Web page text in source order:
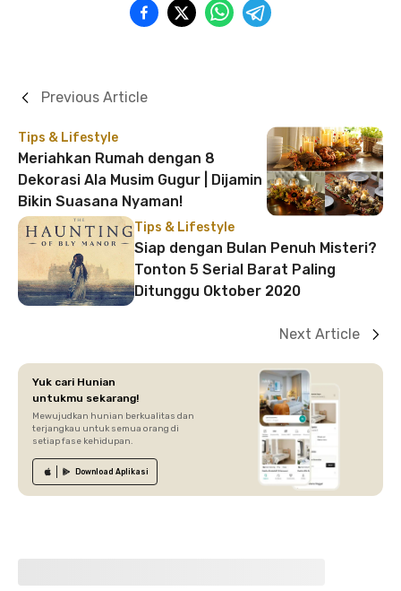
Tips & Lifestyle
Meriahkan Rumah dengan 8
Dekorasi Ala Musim Gugur | Dijamin
Bikin Suasana Nyaman!
Previous Article
Tips & Lifestyle
Siap dengan Bulan Penuh Misteri?
Tonton 5 Serial Barat Paling
Ditunggu Oktober 2020
Next Article
Yuk cari Hunian
untukmu sekarang!
Mewujudkan hunian berkualitas dan
terjangkau untuk semua orang di
setiap fase kehidupan.
Download Aplikasi